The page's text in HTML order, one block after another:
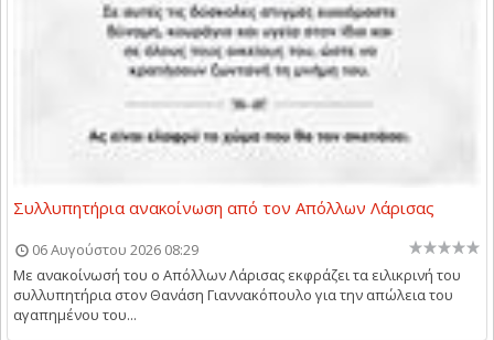
Συλλυπητήρια ανακοίνωση από τον Απόλλων Λάρισας
06 Αυγούστου 2026 08:29
Με ανακοίνωσή του ο Απόλλων Λάρισας εκφράζει τα ειλικρινή του
συλλυπητήρια στον Θανάση Γιαννακόπουλο για την απώλεια του
αγαπημένου του...